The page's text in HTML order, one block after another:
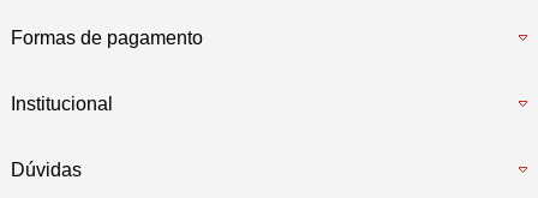
Formas de pagamento
Institucional
Dúvidas